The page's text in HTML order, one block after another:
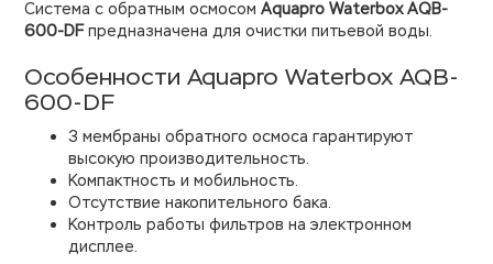
Система с обратным осмосом Aquapro Waterbox AQB-
600-DFпредназначена для очистки питьевой воды.
Особенности Aquapro Waterbox AQB-
600-DF
3 мембраны обратного осмоса гарантируют
высокую производительность.
Компактность и мобильность.
Отсутствие накопительного бака.
Контроль работы фильтров на электронном
дисплее.